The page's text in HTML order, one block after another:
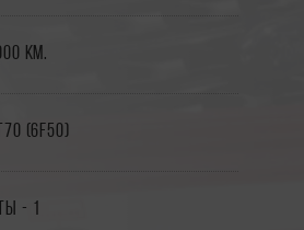
км.
(6F50)
- 1